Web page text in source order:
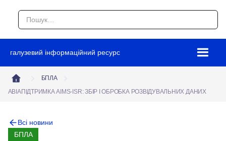
галузевий інформаційний ресурс
БПЛА
АВІАПІДТРИМКА AIMS-ISR: ЗБІР І ОБРОБКА РОЗВІДУВАЛЬНИХ ДАНИХ
Всі новини
БПЛА